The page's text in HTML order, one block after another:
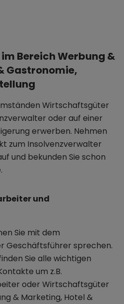
Bereich Werbung &
Gastronomie,
Wirtschaftsgüter
oder auf einer
erwerben. Nehmen
zum Insolvenzverwalter
und bekunden Sie schon
und
Sie mit dem
Geschäftsführer sprechen.
Sie alle wichtigen
um z.B.
oder Wirtschaftsgüter
& Marketing, Hotel &